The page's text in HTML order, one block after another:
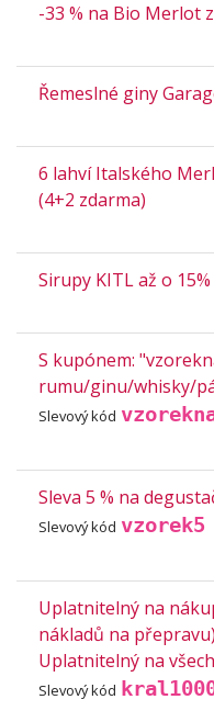
-33 % na Bio Merlot
Řemeslné giny
6 lahví Italského
(4+2 zdarma)
Sirupy KITL až o
S kupónem:
rumu/ginu/whisky/
Slevový kód
Sleva 5 % na
Slevový kód vzorek5
Uplatnitelný na
nákladů na
Uplatnitelný na
Slevový kód